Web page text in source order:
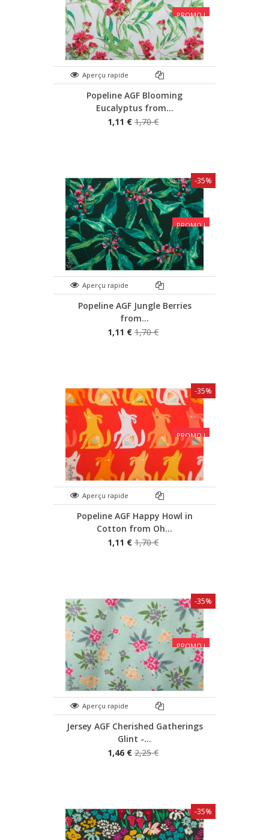
PROMO !
Aperçu rapide
Popeline AGF Blooming
Eucalyptus from...
1,11 € 1,70 €
PROMO !
Aperçu rapide
Popeline AGF Jungle Berries
from...
1,11 € 1,70 €
-35%
PROMO !
Aperçu rapide
Popeline AGF Happy Howl in
Cotton from Oh...
1,11 € 1,70 €
-35%
PROMO !
Aperçu rapide
Jersey AGF Cherished Gatherings
Glint -...
1,46 € 2,25 €
-35%
-35%